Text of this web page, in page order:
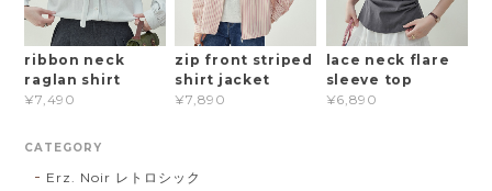
ribbon neck
raglan shirt
¥7,490
zip front striped
shirt jacket
¥7,890
lace neck flare
sleeve top
¥6,890
CATEGORY
Erz. Noir レトロシック